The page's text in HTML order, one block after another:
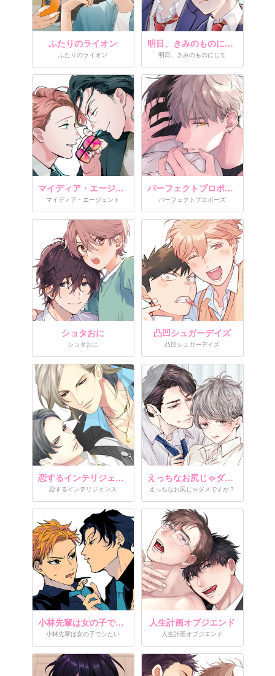
ふたりのライオン
ふたりのライオン
明日、きみのものにして
明日、きみのものにして
マイディア・エージェント
マイディア・エージェント
パーフェクトプロポーズ
パーフェクトプロポーズ
ショタおに
ショタおに
凸凹シュガーデイズ
凸凹シュガーデイズ
恋するインテリジェンス
恋するインテリジェンス
えっちなお尻じゃダメですか？
えっちなお尻じゃダメですか？
小林先輩は女の子でシたい
小林先輩は女の子でシたい
人生計画オブジエンド
人生計画オブジエンド